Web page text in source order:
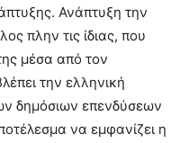
Ανάπτυξη την
πλην τις ίδιας, που
μέσα από τον
την ελληνική
δημόσιων επενδύσεων
να εμφανίζει η